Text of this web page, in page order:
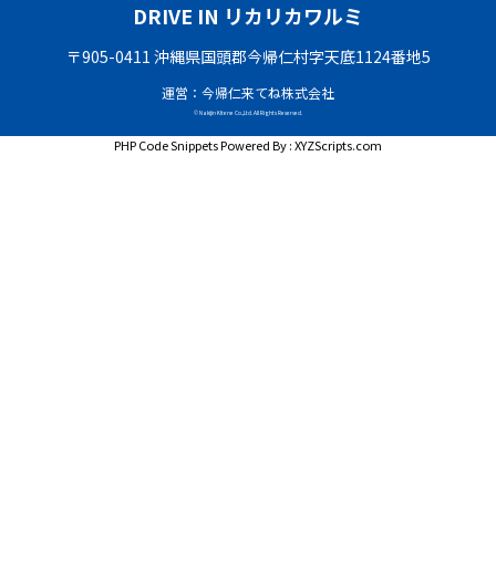
DRIVE IN リカリカワルミ
〒905-0411 沖縄県国頭郡今帰仁村字天底1124番地5
運営：今帰仁来てね株式会社
© Nakijin Kitene Co.,Ltd. All Rights Reserved.
PHP Code SnippetsPowered By :XYZScripts.com